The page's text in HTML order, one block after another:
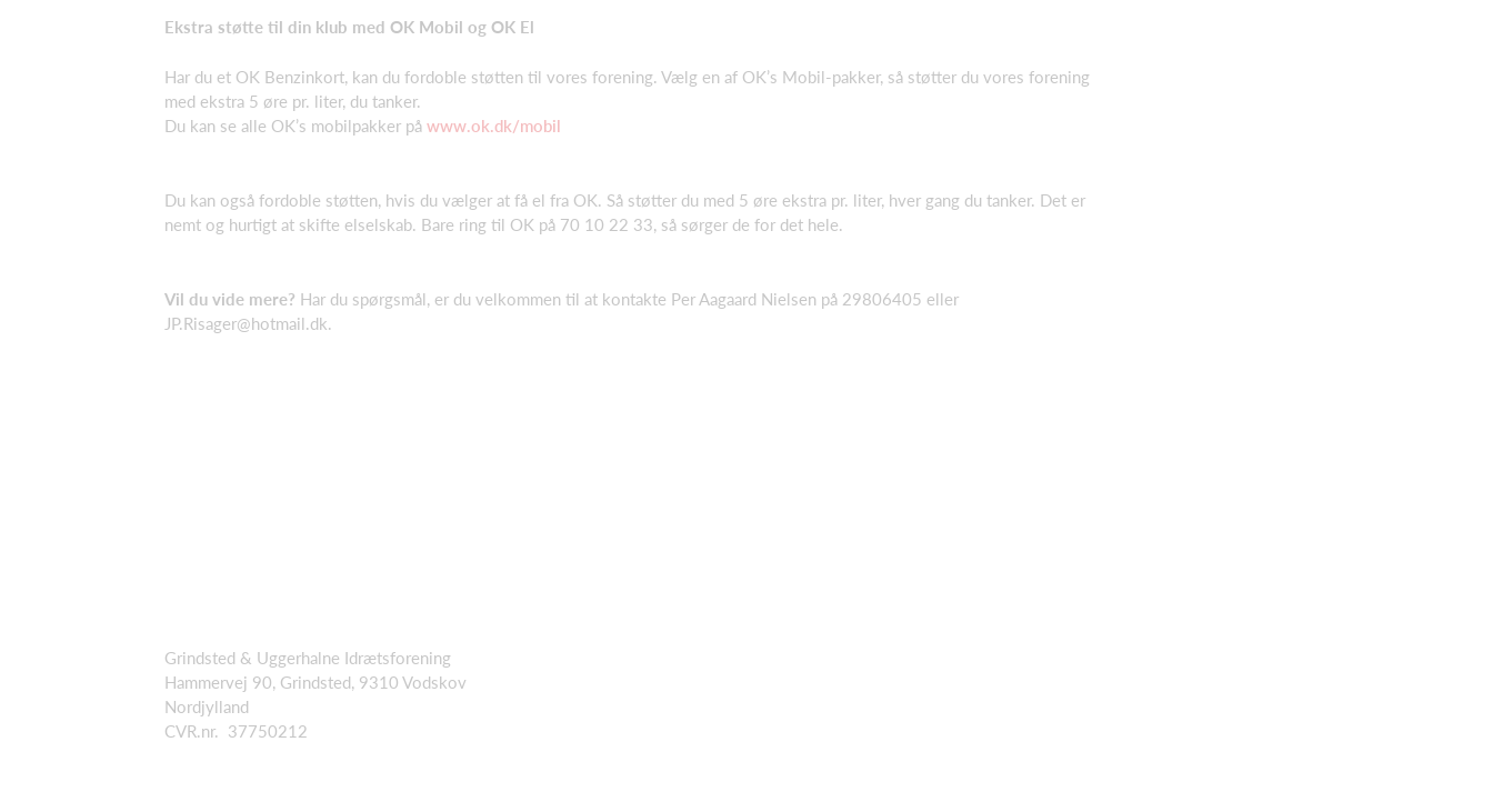
Ekstra støtte til din klub med OK Mobil og OK El
Har du et OK Benzinkort, kan du fordoble støtten til vores forening. Vælg en af OK’s Mobil-pakker, så støtter du vores forening
med ekstra 5 øre pr. liter, du tanker.
Du kan se alle OK’s mobilpakker på www.ok.dk/mobil
Du kan også fordoble støtten, hvis du vælger at få el fra OK. Så støtter du med 5 øre ekstra pr. liter, hver gang du tanker. Det er
nemt og hurtigt at skifte elselskab. Bare ring til OK på 70 10 22 33, så sørger de for det hele.
Vil du vide mere? Har du spørgsmål, er du velkommen til at kontakte Per Aagaard Nielsen på 29806405 eller
JP.Risager@hotmail.dk.
Grindsted & Uggerhalne Idrætsforening
Hammervej 90, Grindsted, 9310 Vodskov
Nordjylland
CVR.nr. 37750212